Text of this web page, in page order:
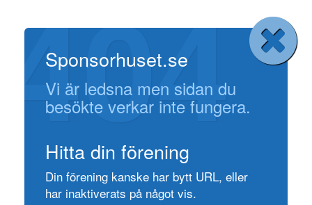
404
Sponsorhuset.se
Vi är ledsna men sidan du
besökte verkar inte fungera.
Hitta din förening
Din förening kanske har bytt URL, eller
har inaktiverats på något vis.